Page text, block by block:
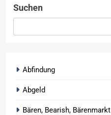
Suchen
Abfindung
Abgeld
Bären, Bearish, Bärenmarkt